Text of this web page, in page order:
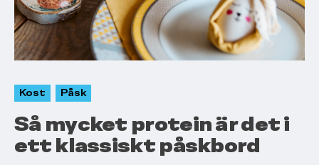
Kost Påsk
Så mycket protein är det i
ett klassiskt påskbord